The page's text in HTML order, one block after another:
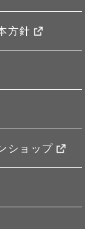
方針
ショップ